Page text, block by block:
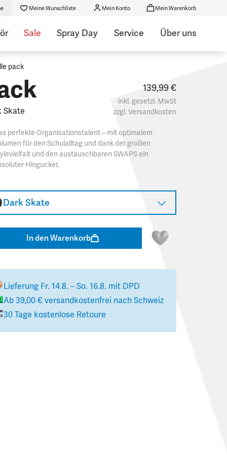
Meine Wunschliste Mein Konto Mein Warenkorb
Sale Spray Day Service Über uns
pack
Skate
139,99 €
inkl. gesetzl. MwSt
zzgl.Versandkosten
perfekte Organisationstalent – mit optimalem
für den Schulalltag und dank der großen
und den austauschbaren SWAPS ein
Hingucker.​
Dark Skate
In den Warenkorb
Lieferung Fr. 14.8. – So. 16.8. mit DPD
Ab 39,00 €versandkostenfrei nach Schweiz
30 Tage kostenlose Retoure